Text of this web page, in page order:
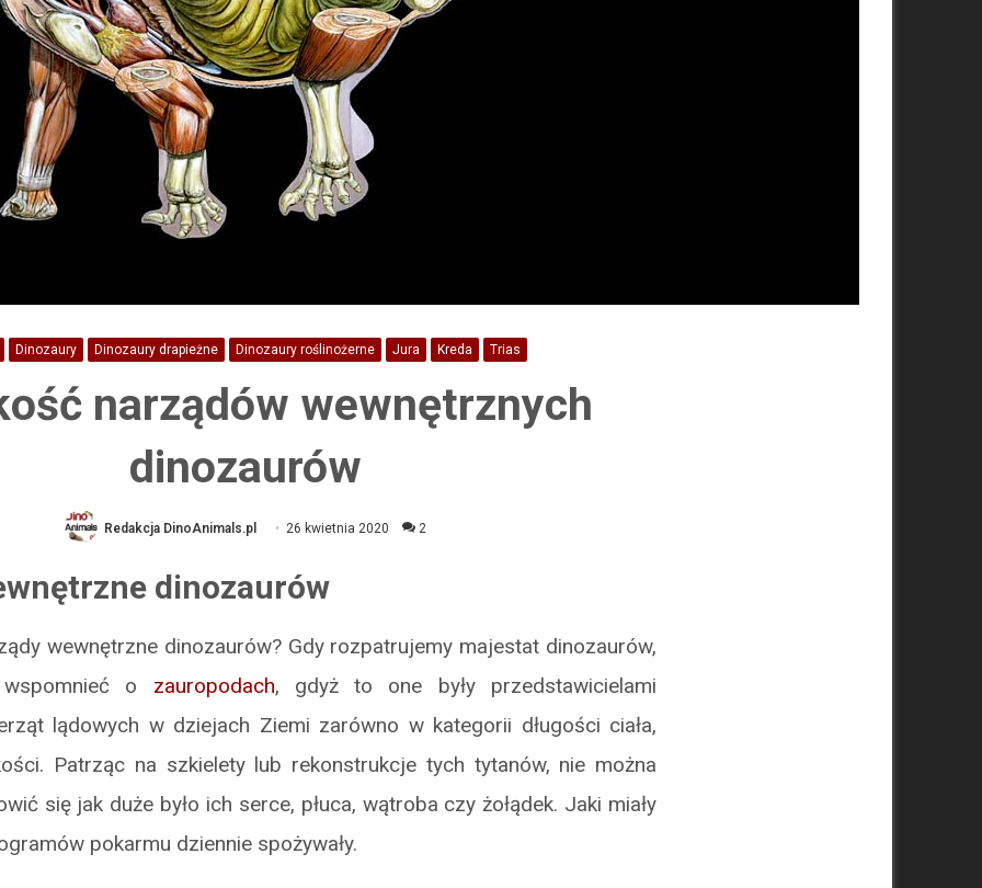
Dinozaury Dinozaury drapieżne Dinozaury roślinożerne Jura Kreda Trias
narządów wewnętrznych
dinozaurów
Redakcja DinoAnimals.pl 26 kwietnia 2020 2
dinozaurów
wewnętrzne dinozaurów? Gdy rozpatrujemy majestat dinozaurów,
o zauropodach, gdyż to one były przedstawicielami
lądowych w dziejach Ziemi zarówno w kategorii długości ciała,
Patrząc na szkielety lub rekonstrukcje tych tytanów, nie można
się jak duże było ich serce, płuca, wątroba czy żołądek. Jaki miały
pokarmu dziennie spożywały.